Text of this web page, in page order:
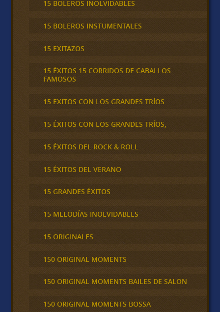
15 BOLEROS INOLVIDABLES
15 BOLEROS INSTUMENTALES
15 EXITAZOS
15 ÉXITOS 15 CORRIDOS DE CABALLOS
FAMOSOS
15 EXITOS CON LOS GRANDES TRÍOS
15 ÉXITOS CON LOS GRANDES TRÍOS,
15 ÉXITOS DEL ROCK & ROLL
15 ÉXITOS DEL VERANO
15 GRANDES ÉXITOS
15 MELODÍAS INOLVIDABLES
15 ORIGINALES
150 ORIGINAL MOMENTS
150 ORIGINAL MOMENTS BAILES DE SALON
150 ORIGINAL MOMENTS BOSSA